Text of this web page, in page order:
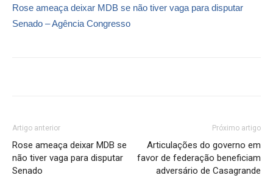
Rose ameaça deixar MDB se não tiver vaga para disputar
Senado – Agência Congresso
Artigo anterior
Rose ameaça deixar MDB se
não tiver vaga para disputar
Senado
Próximo artigo
Articulações do governo em
favor de federação beneficiam
adversário de Casagrande